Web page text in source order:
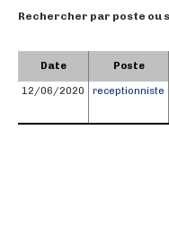
Rechercher par poste ou
Date Poste
12/06/2020
receptionniste